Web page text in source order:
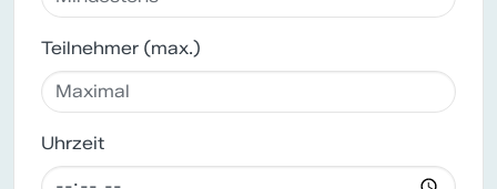
Teilnehmer (max.)
Uhrzeit